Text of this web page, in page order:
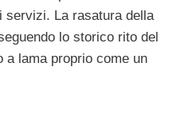
servizi. La rasatura della
lo storico rito del
a lama proprio come un